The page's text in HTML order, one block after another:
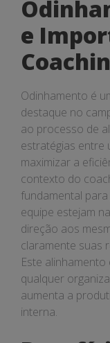
e
Odinhamento é
destaque no
ao processo de
estratégias entre
maximizar a
contexto do
fundamental
equipe estejam
direção aos
claramente suas
Este
qualquer
aumenta a
interna.